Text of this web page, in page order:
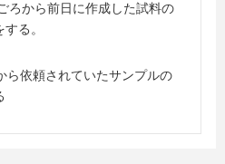
ろから前日に作成した試料の
る。
ら依頼されていたサンプルの